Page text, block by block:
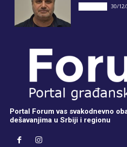
30/
Portal Forum vas svakodnevno
dešavanjima u Srbiji i regionu